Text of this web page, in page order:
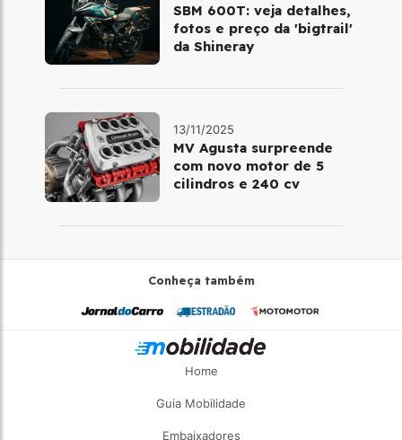
SBM 600T: veja detalhes,
fotos e preço da 'bigtrail'
da Shineray
13/11/2025
MV Agusta surpreende
com novo motor de 5
cilindros e 240 cv
Conheça também
Home
Guia Mobilidade
Embaixadores